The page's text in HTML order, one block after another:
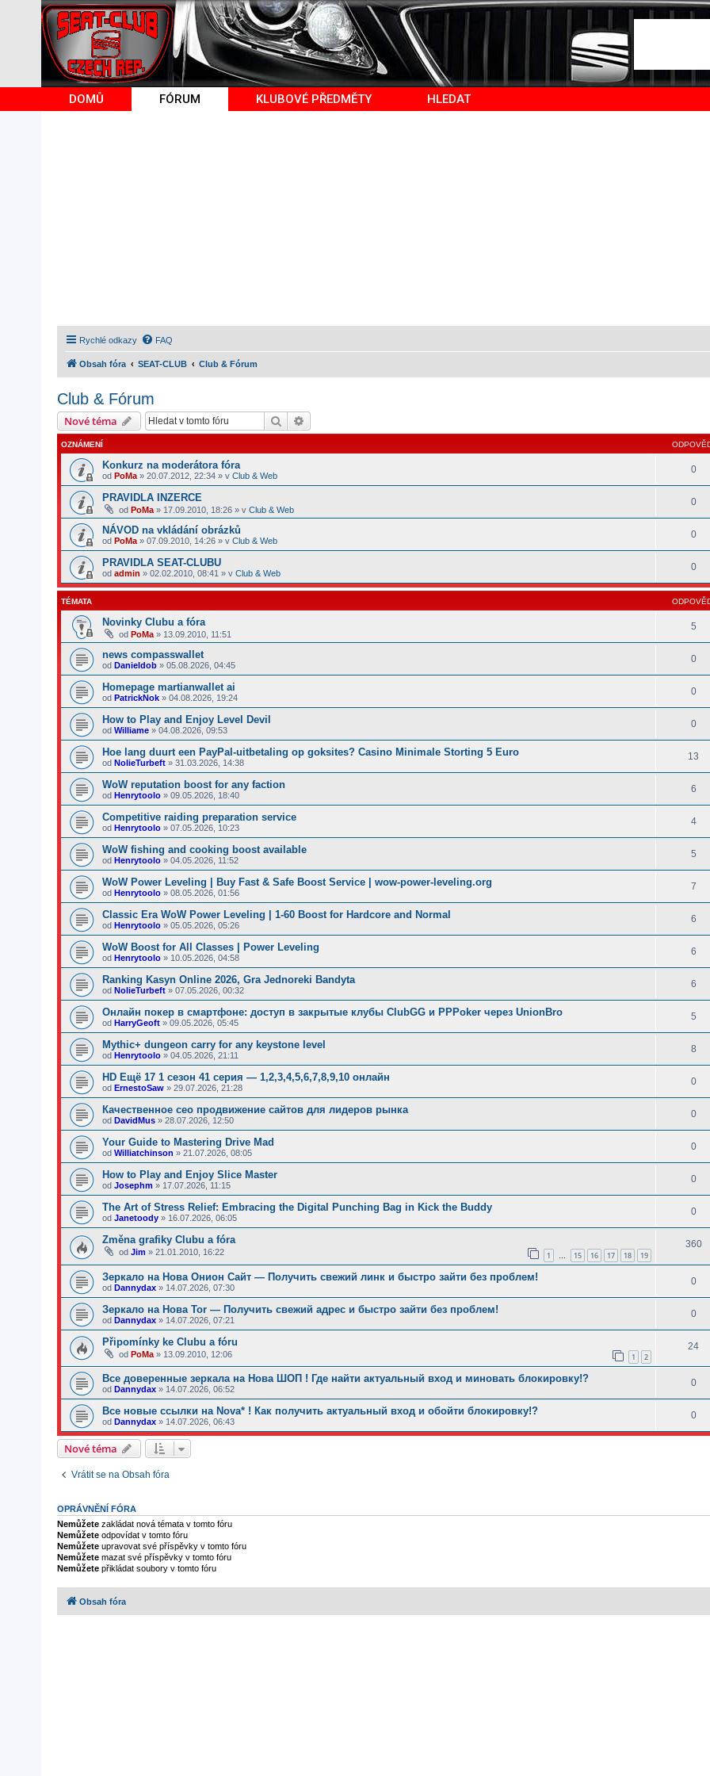
DOMŮ FÓRUM KLUBOVÉ PŘEDMĚTY HLEDAT
Rychlé odkazy FAQ
Obsah fóra SEAT-CLUB Club & Fórum
Club & Fórum
Nové téma Hledat
OZNÁMENÍ
Konkurz na moderátora fóra
od PoMa » 20.07.2012, 22:34 » v Club & Web
0
PRAVIDLA INZERCE
od PoMa » 17.09.2010, 18:26 » v Club & Web
0
NÁVOD na vkládání obrázků
od PoMa » 07.09.2010, 14:26 » v Club & Web
0
PRAVIDLA SEAT-CLUBU
od admin » 02.02.2010, 08:41 » v Club & Web
0
TÉMATA
Novinky Clubu a fóra
od PoMa » 13.09.2010, 11:51
5
news compasswallet
od Danieldob » 05.08.2026, 04:45
0
Homepage martianwallet ai
od PatrickNok » 04.08.2026, 19:24
0
How to Play and Enjoy Level Devil
od Williame » 04.08.2026, 09:53
0
Hoe lang duurt een PayPal-uitbetaling op goksites? Casino Minimale Storting 5 Euro
od NolieTurbeft » 31.03.2026, 14:38
13
WoW reputation boost for any faction
od Henrytoolo » 09.05.2026, 18:40
6
Competitive raiding preparation service
od Henrytoolo » 07.05.2026, 10:23
4
WoW fishing and cooking boost available
od Henrytoolo » 04.05.2026, 11:52
5
WoW Power Leveling | Buy Fast & Safe Boost Service | wow-power-leveling.org
od Henrytoolo » 08.05.2026, 01:56
7
Classic Era WoW Power Leveling | 1-60 Boost for Hardcore and Normal
od Henrytoolo » 05.05.2026, 05:26
6
WoW Boost for All Classes | Power Leveling
od Henrytoolo » 10.05.2026, 04:58
6
Ranking Kasyn Online 2026, Gra Jednoreki Bandyta
od NolieTurbeft » 07.05.2026, 00:32
6
Онлайн покер в смартфоне: доступ в закрытые клубы ClubGG и PPPoker через UnionBro
od HarryGeoft » 09.05.2026, 05:45
5
Mythic+ dungeon carry for any keystone level
od Henrytoolo » 04.05.2026, 21:11
8
HD Ещё 17 1 сезон 41 серия — 1,2,3,4,5,6,7,8,9,10 онлайн
od ErnestoSaw » 29.07.2026, 21:28
0
Качественное сео продвижение сайтов для лидеров рынка
od DavidMus » 28.07.2026, 12:50
0
Your Guide to Mastering Drive Mad
od Williatchinson » 21.07.2026, 08:05
0
How to Play and Enjoy Slice Master
od Josephm » 17.07.2026, 11:15
0
The Art of Stress Relief: Embracing the Digital Punching Bag in Kick the Buddy
od Janetoody » 16.07.2026, 06:05
0
Změna grafiky Clubu a fóra
od Jim » 21.01.2010, 16:22 1 … 15 16 17 18 19
360
Зеркало на Нова Онион Сайт — Получить свежий линк и быстро зайти без проблем!
od Dannydax » 14.07.2026, 07:30
0
Зеркало на Нова Tor — Получить свежий адрес и быстро зайти без проблем!
od Dannydax » 14.07.2026, 07:21
0
Připomínky ke Clubu a fóru
od PoMa » 13.09.2010, 12:06 1 2
24
Все доверенные зеркала на Нова ШОП ! Где найти актуальный вход и миновать блокировку!?
od Dannydax » 14.07.2026, 06:52
0
Все новые ссылки на Nova* ! Как получить актуальный вход и обойти блокировку!?
od Dannydax » 14.07.2026, 06:43
0
Nové téma
Vrátit se na Obsah fóra
OPRÁVNĚNÍ FÓRA
Nemůžete zakládat nová témata v tomto fóru
Nemůžete odpovídat v tomto fóru
Nemůžete upravovat své příspěvky v tomto fóru
Nemůžete mazat své příspěvky v tomto fóru
Nemůžete přikládat soubory v tomto fóru
Obsah fóra